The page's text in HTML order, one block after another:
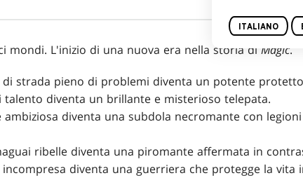
mondi. L'inizio di una nuova era nella storia di Magic.
di strada pieno di problemi diventa un potente
talento diventa un brillante e misterioso telepata.
ambiziosa diventa una subdola necromante con
ribelle diventa una piromante affermata in
diventa una guerriera che protegge la vita
ITALIANO